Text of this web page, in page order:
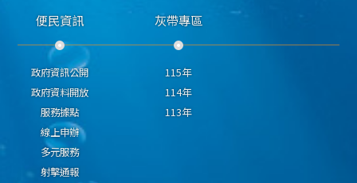
便民資訊
政府資訊公開
政府資料開放
服務據點
線上申辦
多元服務
射擊通報
灰帶專區
115年
114年
113年